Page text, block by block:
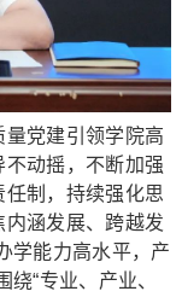
党建引领学院高
动摇，不断加强
制，持续强化思
涵发展、跨越发
学能力高水平，产
“专业、产业、